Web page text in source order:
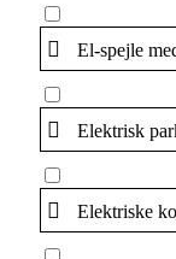
El-spejle
Elektrisk
Elektriske